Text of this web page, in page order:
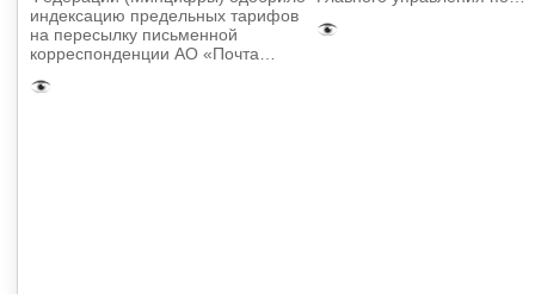
индексацию предельных тарифов
на пересылку письменной
корреспонденции АО «Почта…